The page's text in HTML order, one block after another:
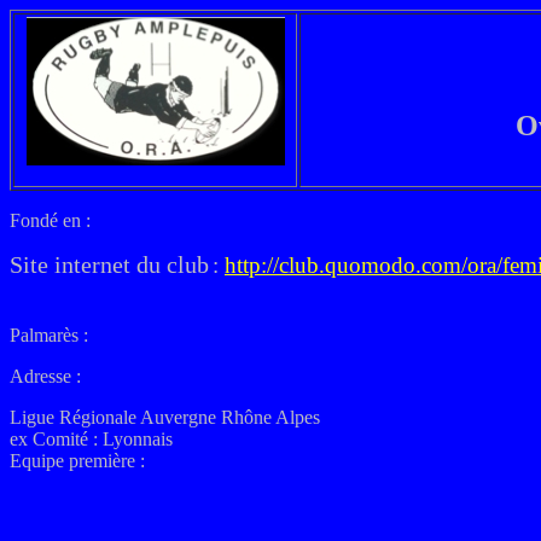
Fondé en :
Site internet du club: http://club.quomodo.com/ora/
Palmarès :
Adresse :
Ligue Régionale Auvergne Rhône Alpes
ex Comité : Lyonnais
Equipe première :